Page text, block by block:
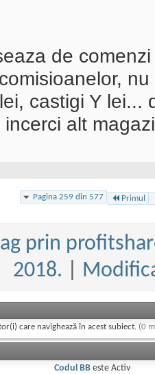
de
castigi Y lei...
incerci alt
Pagina 259 din 577 Primul
prin
2018.
care navighează în acest subiect. (0
Codul BBeste Activ